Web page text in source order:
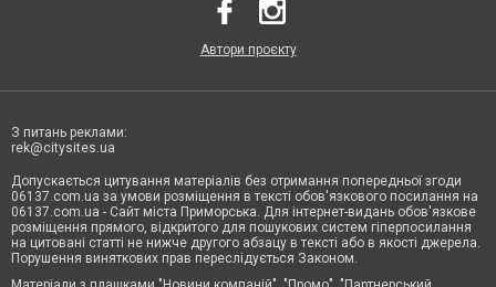
Автори проєкту
З питань реклами:
rek@citysites.ua
Допускається цитування матеріалів без отримання попередньої згоди
06137.com.ua за умови розміщення в тексті обов'язкового посилання на
06137.com.ua - Сайт міста Приморська. Для інтернет-видань обов'язкове
розміщення прямого, відкритого для пошукових систем гіперпосилання
на цитовані статті не нижче другого абзацу в тексті або в якості джерела.
Порушення виняткових прав переслідується Законом.